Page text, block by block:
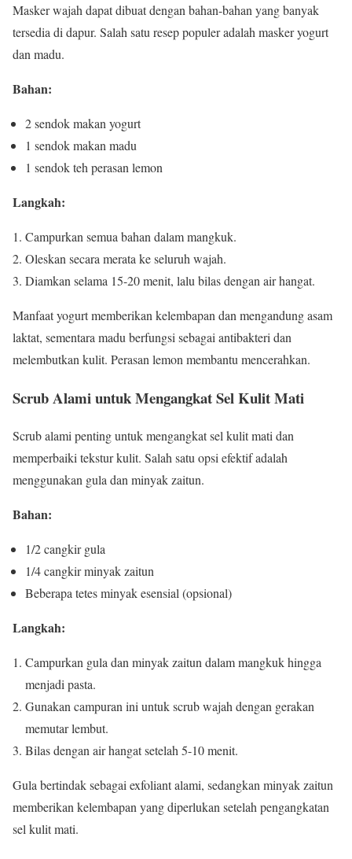
Masker wajah dapat dibuat dengan bahan-bahan yang banyak
tersedia di dapur. Salah satu resep populer adalah masker yogurt
dan madu.
Bahan:
2 sendok makan yogurt
1 sendok makan madu
1 sendok teh perasan lemon
Langkah:
Campurkan semua bahan dalam mangkuk.
Oleskan secara merata ke seluruh wajah.
Diamkan selama 15-20 menit, lalu bilas dengan air hangat.
Manfaat yogurt memberikan kelembapan dan mengandung asam
laktat, sementara madu berfungsi sebagai antibakteri dan
melembutkan kulit. Perasan lemon membantu mencerahkan.
Scrub Alami untuk Mengangkat Sel Kulit Mati
Scrub alami penting untuk mengangkat sel kulit mati dan
memperbaiki tekstur kulit. Salah satu opsi efektif adalah
menggunakan gula dan minyak zaitun.
Bahan:
1/2 cangkir gula
1/4 cangkir minyak zaitun
Beberapa tetes minyak esensial (opsional)
Langkah:
Campurkan gula dan minyak zaitun dalam mangkuk hingga
menjadi pasta.
Gunakan campuran ini untuk scrub wajah dengan gerakan
memutar lembut.
Bilas dengan air hangat setelah 5-10 menit.
Gula bertindak sebagai exfoliant alami, sedangkan minyak zaitun
memberikan kelembapan yang diperlukan setelah pengangkatan
sel kulit mati.